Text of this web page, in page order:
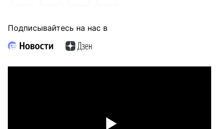
Подписывайтесь на нас в